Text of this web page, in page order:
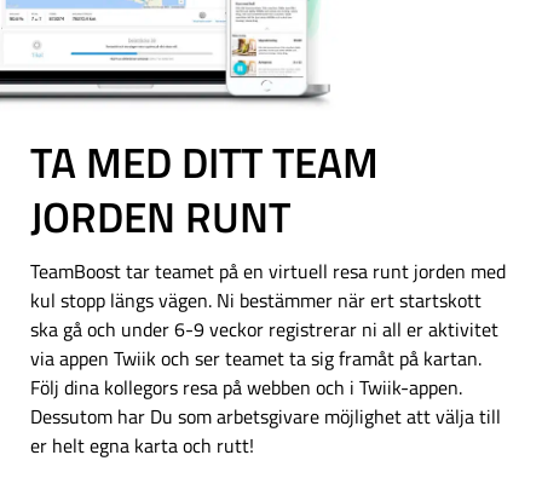
TA MED DITT TEAM
JORDEN RUNT
TeamBoost tar teamet på en virtuell resa runt jorden med
kul stopp längs vägen. Ni bestämmer när ert startskott
ska gå och under 6-9 veckor registrerar ni all er aktivitet
via appen Twiik och ser teamet ta sig framåt på kartan.
Följ dina kollegors resa på webben och i Twiik-appen.
Dessutom har Du som arbetsgivare möjlighet att välja till
er helt egna karta och rutt!